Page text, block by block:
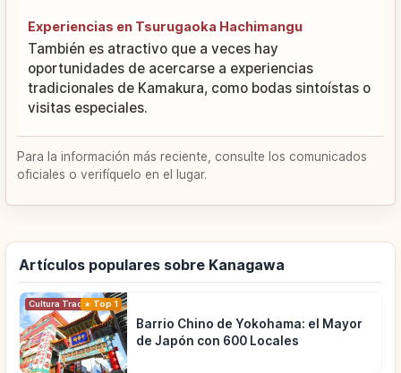
Experiencias en Tsurugaoka Hachimangu
También es atractivo que a veces hay
oportunidades de acercarse a experiencias
tradicionales de Kamakura, como bodas sintoístas o
visitas especiales.
Para la información más reciente, consulte los comunicados
oficiales o verifíquelo en el lugar.
Artículos populares sobre Kanagawa
Cultura Tradicional
Top 1
Barrio Chino de Yokohama: el Mayor
de Japón con 600 Locales